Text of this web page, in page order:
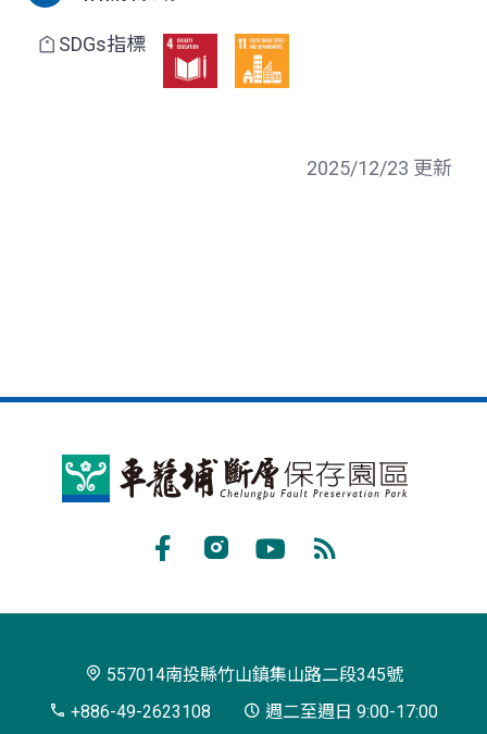
SDGs指標
2025/12/23 更新
車
存
閱
557014南投縣竹山鎮集山路二段345號
+886-49-2623108
週二至週日 9:00-17:00